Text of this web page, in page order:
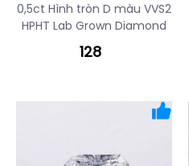
0,5ct Hình tròn D màu VVS2
HPHT Lab Grown Diamond
128